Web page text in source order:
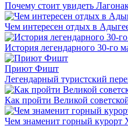
Почему стоит увидеть
Чем интересен отдых в
История легендарного 30-го
Приют Фишт
Легендарный туристский
Как пройти Великой
Чем знаменит горный курорт